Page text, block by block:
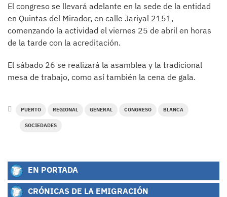
El congreso se llevará adelante en la sede de la entidad
en Quintas del Mirador, en calle Jariyal 2151,
comenzando la actividad el viernes 25 de abril en horas
de la tarde con la acreditación.
El sábado 26 se realizará la asamblea y la tradicional
mesa de trabajo, como así también la cena de gala.
PUERTO REGIONAL GENERAL CONGRESO BLANCA
SOCIEDADES
EN PORTADA
CRÓNICAS DE LA EMIGRACIÓN